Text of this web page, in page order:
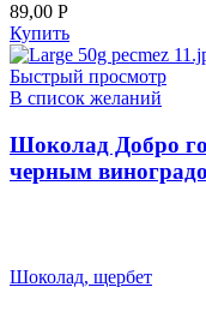
89,00 Р
Купить
Быстрый просмотр
В список желаний
Шоколад Добро
черным
Шоколад, щербет